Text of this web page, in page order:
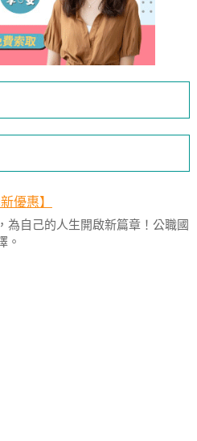
優惠】
為自己的人生開啟新篇章！公職國
。